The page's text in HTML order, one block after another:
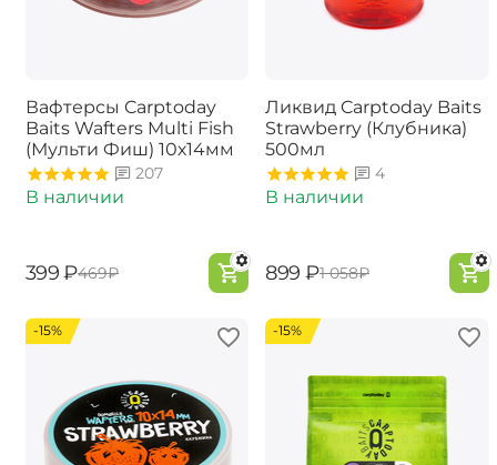
Вафтерсы Carptoday
Baits Wafters Multi Fish
(Мульти Фиш) 10х14мм
207
В наличии
‍399‍ ₽‍469‍₽
Ликвид Carptoday Baits
Strawberry (Клубника)
500мл
4
В наличии
‍899‍ ₽‍1 058‍₽
-15% -15%